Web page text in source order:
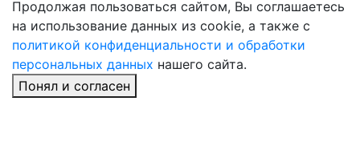
Продолжая пользоваться сайтом, Вы соглашаетесь
на использование данных из cookie, а также с
политикой конфиденциальности и обработки
персональных данных нашего сайта.
Понял и согласен